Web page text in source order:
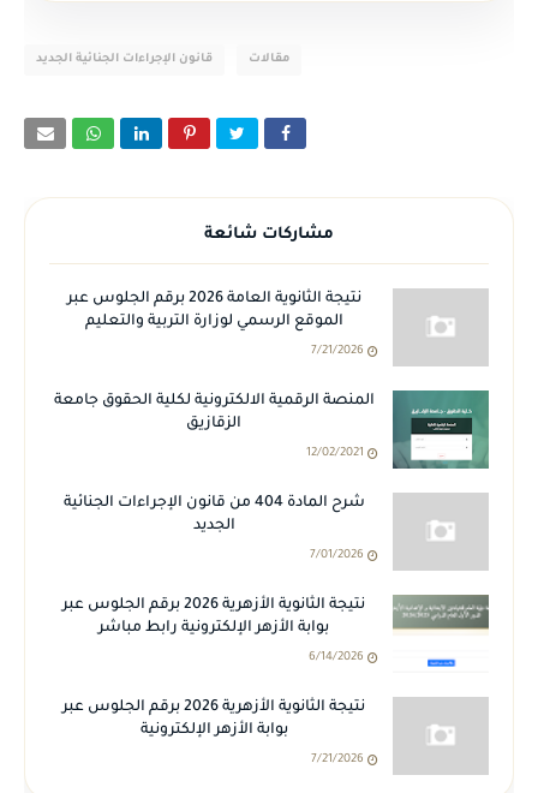
قانون الإجراءات الجنائية الجديد مقالات
مشاركات شائعة
نتيجة الثانوية العامة 2026 برقم الجلوس عبر
الموقع الرسمي لوزارة التربية والتعليم
7/21/2026
المنصة الرقمية الالكترونية لكلية الحقوق جامعة
الزقازيق
12/02/2021
شرح المادة 404 من قانون الإجراءات الجنائية
الجديد
7/01/2026
نتيجة الثانوية الأزهرية 2026 برقم الجلوس عبر
بوابة الأزهر الإلكترونية رابط مباشر
6/14/2026
نتيجة الثانوية الأزهرية 2026 برقم الجلوس عبر
بوابة الأزهر الإلكترونية
7/21/2026